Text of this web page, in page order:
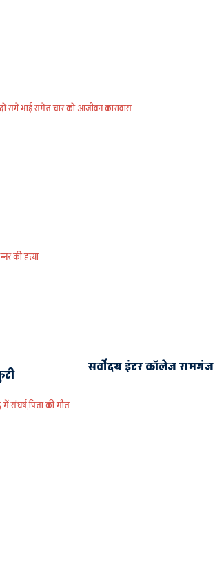
सगे भाई समेत चार को आजीवन कारावास
की हत्या
में संघर्ष,पिता की मौत
सर्वोदय इंटर कॉलेज रामगंज